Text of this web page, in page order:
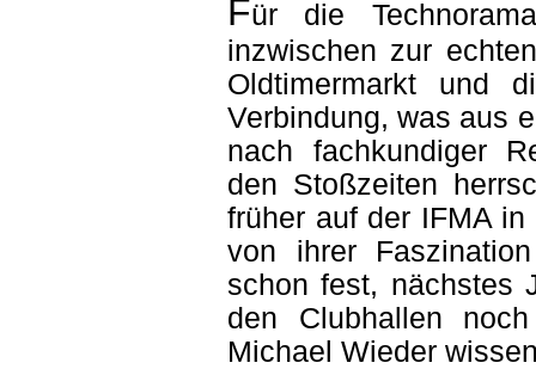
Für die
inzwischen zur
Oldtimermarkt und
Verbindung, was aus
nach fachkundiger
den Stoßzeiten
früher auf der IFMA
von ihrer
schon fest, nächstes
den Clubhallen
Michael Wieder